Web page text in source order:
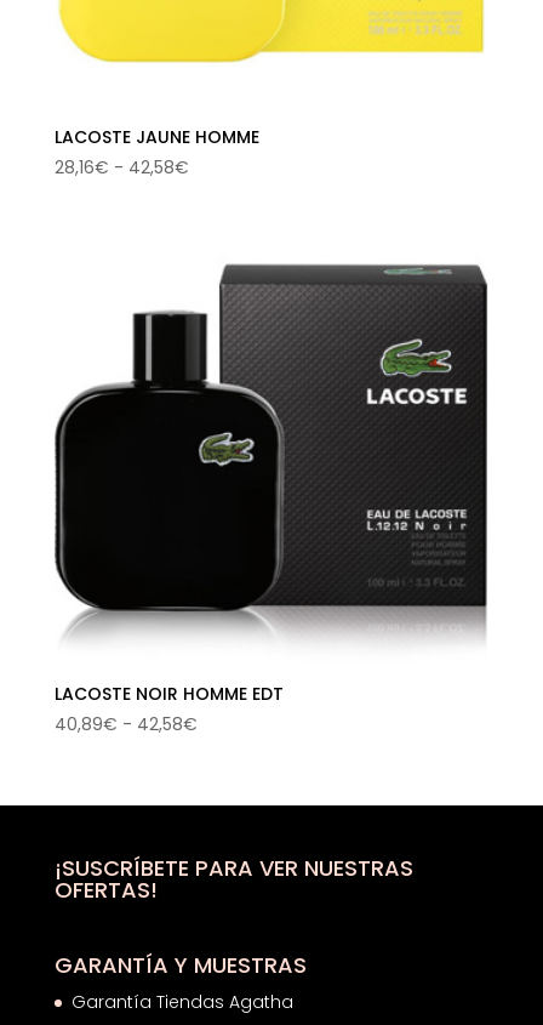
LACOSTE JAUNE HOMME
28,16€ - 42,58€Rango
28,16€
hasta
42,58€
LACOSTE NOIR HOMME EDT
40,89€ - 42,58€Rango
desde
hasta
¡SUSCRÍBETE PARA VER NUESTRAS
OFERTAS!
GARANTÍA Y MUESTRAS
Garantía Tiendas Agatha